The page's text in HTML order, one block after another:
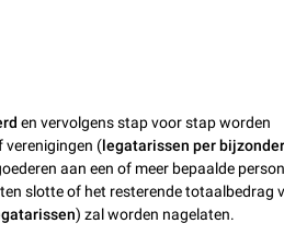
en vervolgens stap voor stap worden
verenigingen (legatarissen per
aan een of meer bepaalde
slotte of het resterende totaalbedrag
) zal worden nagelaten.